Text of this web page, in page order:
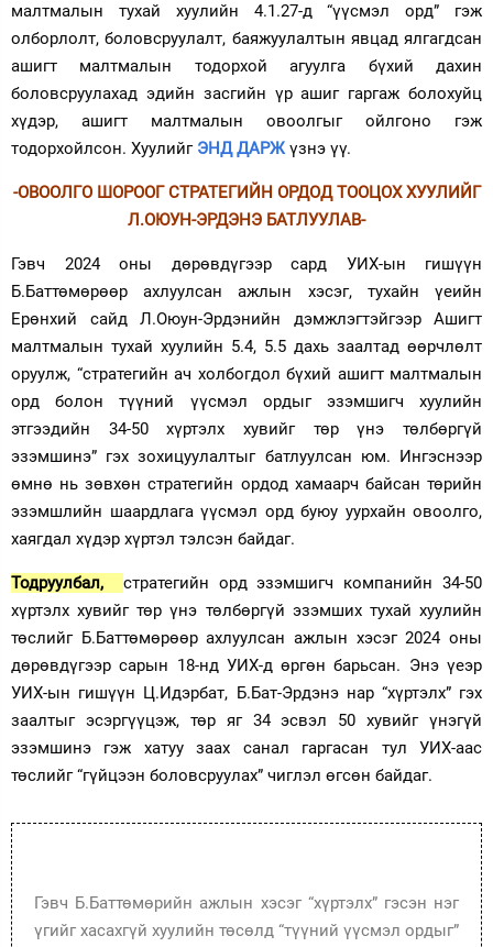
малтмалын тухай хуулийн 4.1.27-д “үүсмэл орд” гэж
олборлолт, боловсруулалт, баяжуулалтын явцад ялгагдсан
ашигт малтмалын тодорхой агуулга бүхий дахин
боловсруулахад эдийн засгийн үр ашиг гаргаж болохуйц
хүдэр, ашигт малтмалын овоолгыг ойлгоно гэж
тодорхойлсон. Хуулийг ЭНД ДАРЖүзнэ үү.
-ОВООЛГОШОРООГ СТРАТЕГИЙН ОРДОД ТООЦОХ ХУУЛИЙГ
Л.ОЮУН-ЭРДЭНЭ БАТЛУУЛАВ-
Гэвч 2024 оны дөрөвдүгээр сард УИХ-ын гишүүн
Б.Баттөмөрөөр ахлуулсан ажлын хэсэг, тухайн үеийн
Ерөнхий сайд Л.Оюун-Эрдэнийн дэмжлэгтэйгээр Ашигт
малтмалын тухай хуулийн 5.4, 5.5 дахь заалтад өөрчлөлт
оруулж, “стратегийн ач холбогдол бүхий ашигт малтмалын
орд болон түүний үүсмэл ордыг эзэмшигч хуулийн
этгээдийн 34-50 хүртэлх хувийг төр үнэ төлбөргүй
эзэмшинэ” гэх зохицуулалтыг батлуулсан юм. Ингэснээр
өмнө нь зөвхөн стратегийн ордод хамаарч байсан төрийн
эзэмшлийн шаардлага үүсмэл орд буюу уурхайн овоолго,
хаягдал хүдэр хүртэл тэлсэн байдаг.
Тодруулбал, стратегийн орд эзэмшигч компанийн 34-50
хүртэлх хувийг төр үнэ төлбөргүй эзэмших тухай хуулийн
төслийг Б.Баттөмөрөөр ахлуулсан ажлын хэсэг 2024 оны
дөрөвдүгээр сарын 18-нд УИХ-д өргөн барьсан. Энэ үеэр
УИХ-ын гишүүн Ц.Идэрбат, Б.Бат-Эрдэнэ нар “хүртэлх” гэх
заалтыг эсэргүүцэж, төр яг 34 эсвэл 50 хувийг үнэгүй
эзэмшинэ гэж хатуу заах санал гаргасан тул УИХ-аас
төслийг “гүйцээн боловсруулах” чиглэл өгсөн байдаг.
Гэвч Б.Баттөмөрийн ажлын хэсэг “хүртэлх” гэсэн нэг
үгийг хасахгүй хуулийн төсөлд “түүний үүсмэл ордыг”